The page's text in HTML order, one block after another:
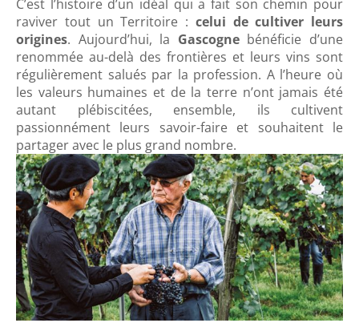
C’est l’histoire d’un idéal qui a fait son chemin pour
raviver tout un Territoire : celui de cultiver leurs
origines. Aujourd’hui, la Gascognebénéficie d’une
renommée au-delà des frontières et leurs vins sont
régulièrement salués par la profession. A l’heure où
les valeurs humaines et de la terre n’ont jamais été
autant plébiscitées, ensemble, ils cultivent
passionnément leurs savoir-faire et souhaitent le
partager avec le plus grand nombre.